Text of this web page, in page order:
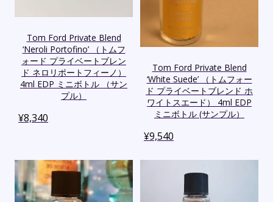
Tom Ford Private Blend
‘Neroli Portofino’ （トムフ
ォード プライベートブレン
ド ネロリポートフィーノ）
4ml EDP ミニボトル （サン
プル）
¥8,340
Tom Ford Private Blend
‘White Suede’ （トムフォー
ド プライベートブレンド ホ
ワイトスエード） 4ml EDP
ミニボトル (サンプル）
¥9,540